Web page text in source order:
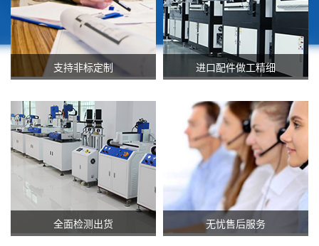
支持非标定制 进口配件做工精细
全面检测出货 无忧售后服务